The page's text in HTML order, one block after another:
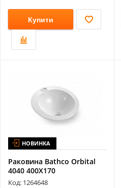
Купити
НОВИНКА
Раковина Bathco Orbital
4040 400X170
Код: 1264648